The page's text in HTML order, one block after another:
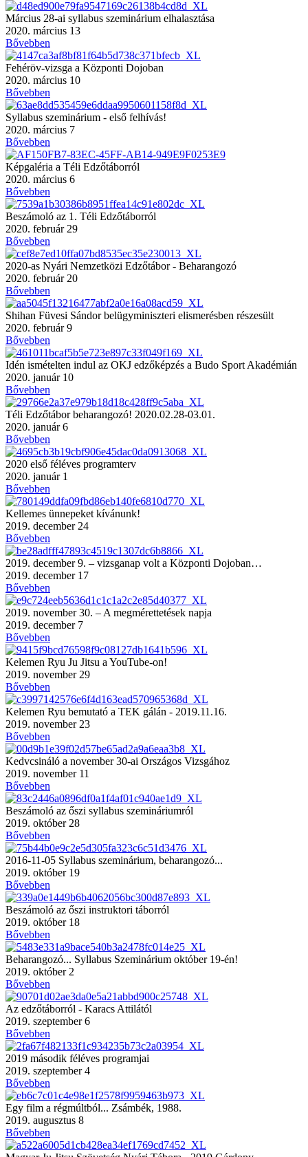
Március 28-ai syllabus szeminárium elhalasztása
2020. március 13
Bővebben
Fehéröv-vizsga a Központi Dojoban
2020. március 10
Bővebben
Syllabus szeminárium - első felhívás!
2020. március 7
Bővebben
Képgaléria a Téli Edzőtáborról
2020. március 6
Bővebben
Beszámoló az 1. Téli Edzőtáborról
2020. február 29
Bővebben
2020-as Nyári Nemzetközi Edzőtábor - Beharangozó
2020. február 20
Bővebben
Shihan Füvesi Sándor belügyminiszteri elismerésben részesült
2020. február 9
Bővebben
Idén ismételten indul az OKJ edzőképzés a Budo Sport Akadémián
2020. január 10
Bővebben
Téli Edzőtábor beharangozó! 2020.02.28-03.01.
2020. január 6
Bővebben
2020 első féléves programterv
2020. január 1
Bővebben
Kellemes ünnepeket kívánunk!
2019. december 24
Bővebben
2019. december 9. – vizsganap volt a Központi Dojoban…
2019. december 17
Bővebben
2019. november 30. – A megmérettetések napja
2019. december 7
Bővebben
Kelemen Ryu Ju Jitsu a YouTube-on!
2019. november 29
Bővebben
Kelemen Ryu bemutató a TEK gálán - 2019.11.16.
2019. november 23
Bővebben
Kedvcsináló a november 30-ai Országos Vizsgához
2019. november 11
Bővebben
Beszámoló az őszi syllabus szemináriumról
2019. október 28
Bővebben
2016-11-05 Syllabus szeminárium, beharangozó...
2019. október 19
Bővebben
Beszámoló az őszi instruktori táborról
2019. október 18
Bővebben
Beharangozó... Syllabus Szeminárium október 19-én!
2019. október 2
Bővebben
Az edzőtáborról - Karacs Attilától
2019. szeptember 6
Bővebben
2019 második féléves programjai
2019. szeptember 4
Bővebben
Egy film a régmúltból... Zsámbék, 1988.
2019. augusztus 8
Bővebben